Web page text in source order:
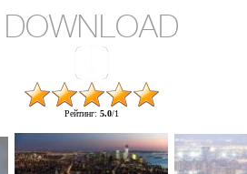
DOWNLOAD
Рейтинг: 5.0/1